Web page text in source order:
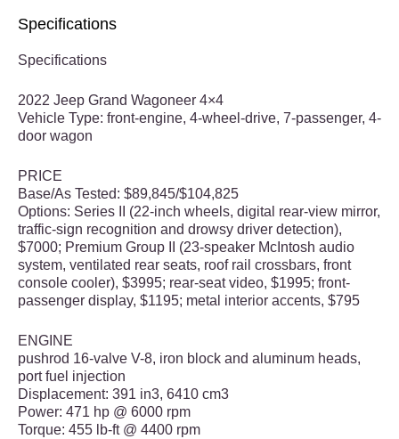
Specifications
Specifications
2022 Jeep Grand Wagoneer 4×4
Vehicle Type: front-engine, 4-wheel-drive, 7-passenger, 4-
door wagon
PRICE
Base/As Tested: $89,845/$104,825
Options: Series II (22-inch wheels, digital rear-view mirror,
traffic-sign recognition and drowsy driver detection),
$7000; Premium Group II (23-speaker McIntosh audio
system, ventilated rear seats, roof rail crossbars, front
console cooler), $3995; rear-seat video, $1995; front-
passenger display, $1195; metal interior accents, $795
ENGINE
pushrod 16-valve V-8, iron block and aluminum heads,
port fuel injection
Displacement: 391 in3, 6410 cm3
Power: 471 hp @ 6000 rpm
Torque: 455 lb-ft @ 4400 rpm